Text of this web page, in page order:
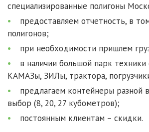
специализированные полигоны
предоставляем отчетность, в
полигонов;
при необходимости пришлем
в наличии большой парк техники
КАМАЗы, ЗИЛы, трактора,
предлагаем контейнеры разной
выбор (8, 20, 27 кубометров);
постоянным клиентам – скидки.